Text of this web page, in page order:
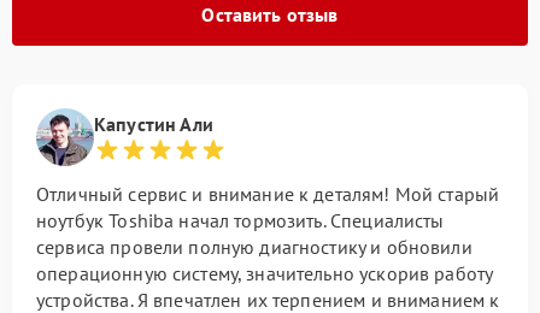
Оставить отзыв
Капустин Али
Отличный сервис и внимание к деталям! Мой старый
ноутбук Toshiba начал тормозить. Специалисты
сервиса провели полную диагностику и обновили
операционную систему, значительно ускорив работу
устройства. Я впечатлен их терпением и вниманием к